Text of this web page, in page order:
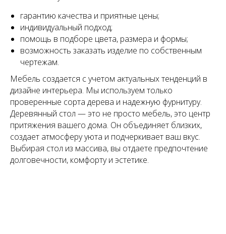
гарантию качества и приятные цены;
индивидуальный подход;
помощь в подборе цвета, размера и формы;
возможность заказать изделие по собственным
чертежам.
Мебель создается с учетом актуальных тенденций в
дизайне интерьера. Мы используем только
проверенные сорта дерева и надежную фурнитуру.
Деревянный стол — это не просто мебель, это центр
притяжения вашего дома. Он объединяет близких,
создает атмосферу уюта и подчеркивает ваш вкус.
Выбирая стол из массива, вы отдаете предпочтение
долговечности, комфорту и эстетике.